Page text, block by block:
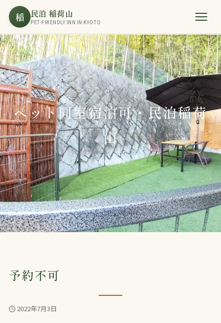
稲 民泊 稲荷山
PET-FRIENDLY INN IN KYOTO
ペット同室宿泊可・民泊稲荷
山
ARCHIVE
予約不可
2022年7月3日